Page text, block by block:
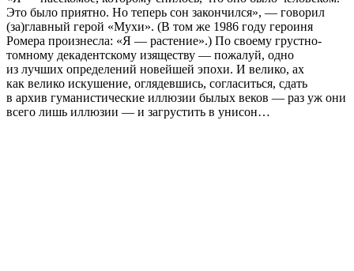
Это было приятно. Но теперь сон закончился», — говорил
(за)главный герой «Мухи». (В том же 1986 году героиня
Ромера произнесла: «Я — растение».) По своему грустно-
томному декадентскому изяществу — пожалуй, одно
из лучших определений новейшей эпохи. И велико, ах
как велико искушение, оглядевшись, согласиться, сдать
в архив гуманистические иллюзии былых веков — раз уж они
всего лишь иллюзии — и загрустить в унисон…